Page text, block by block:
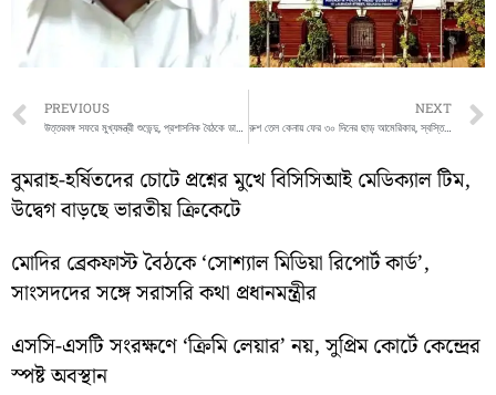
Prev
PREVIOUS NEXT
রুশ তেল কেনায় ফের ৩০ দিনের ছাড় আমেরিকার, স্বস্তিতে ভারত
বুমরাহ-হর্ষিতদের চোটে প্রশ্নের মুখে বিসিসিআই মেডিক্যাল টিম,
উদ্বেগ বাড়ছে ভারতীয় ক্রিকেটে
মোদির ব্রেকফাস্ট বৈঠকে ‘সোশ্যাল মিডিয়া রিপোর্ট কার্ড’,
সাংসদদের সঙ্গে সরাসরি কথা প্রধানমন্ত্রীর
এসসি-এসটি সংরক্ষণে ‘ক্রিমি লেয়ার’ নয়, সুপ্রিম কোর্টে কেন্দ্রের
স্পষ্ট অবস্থান